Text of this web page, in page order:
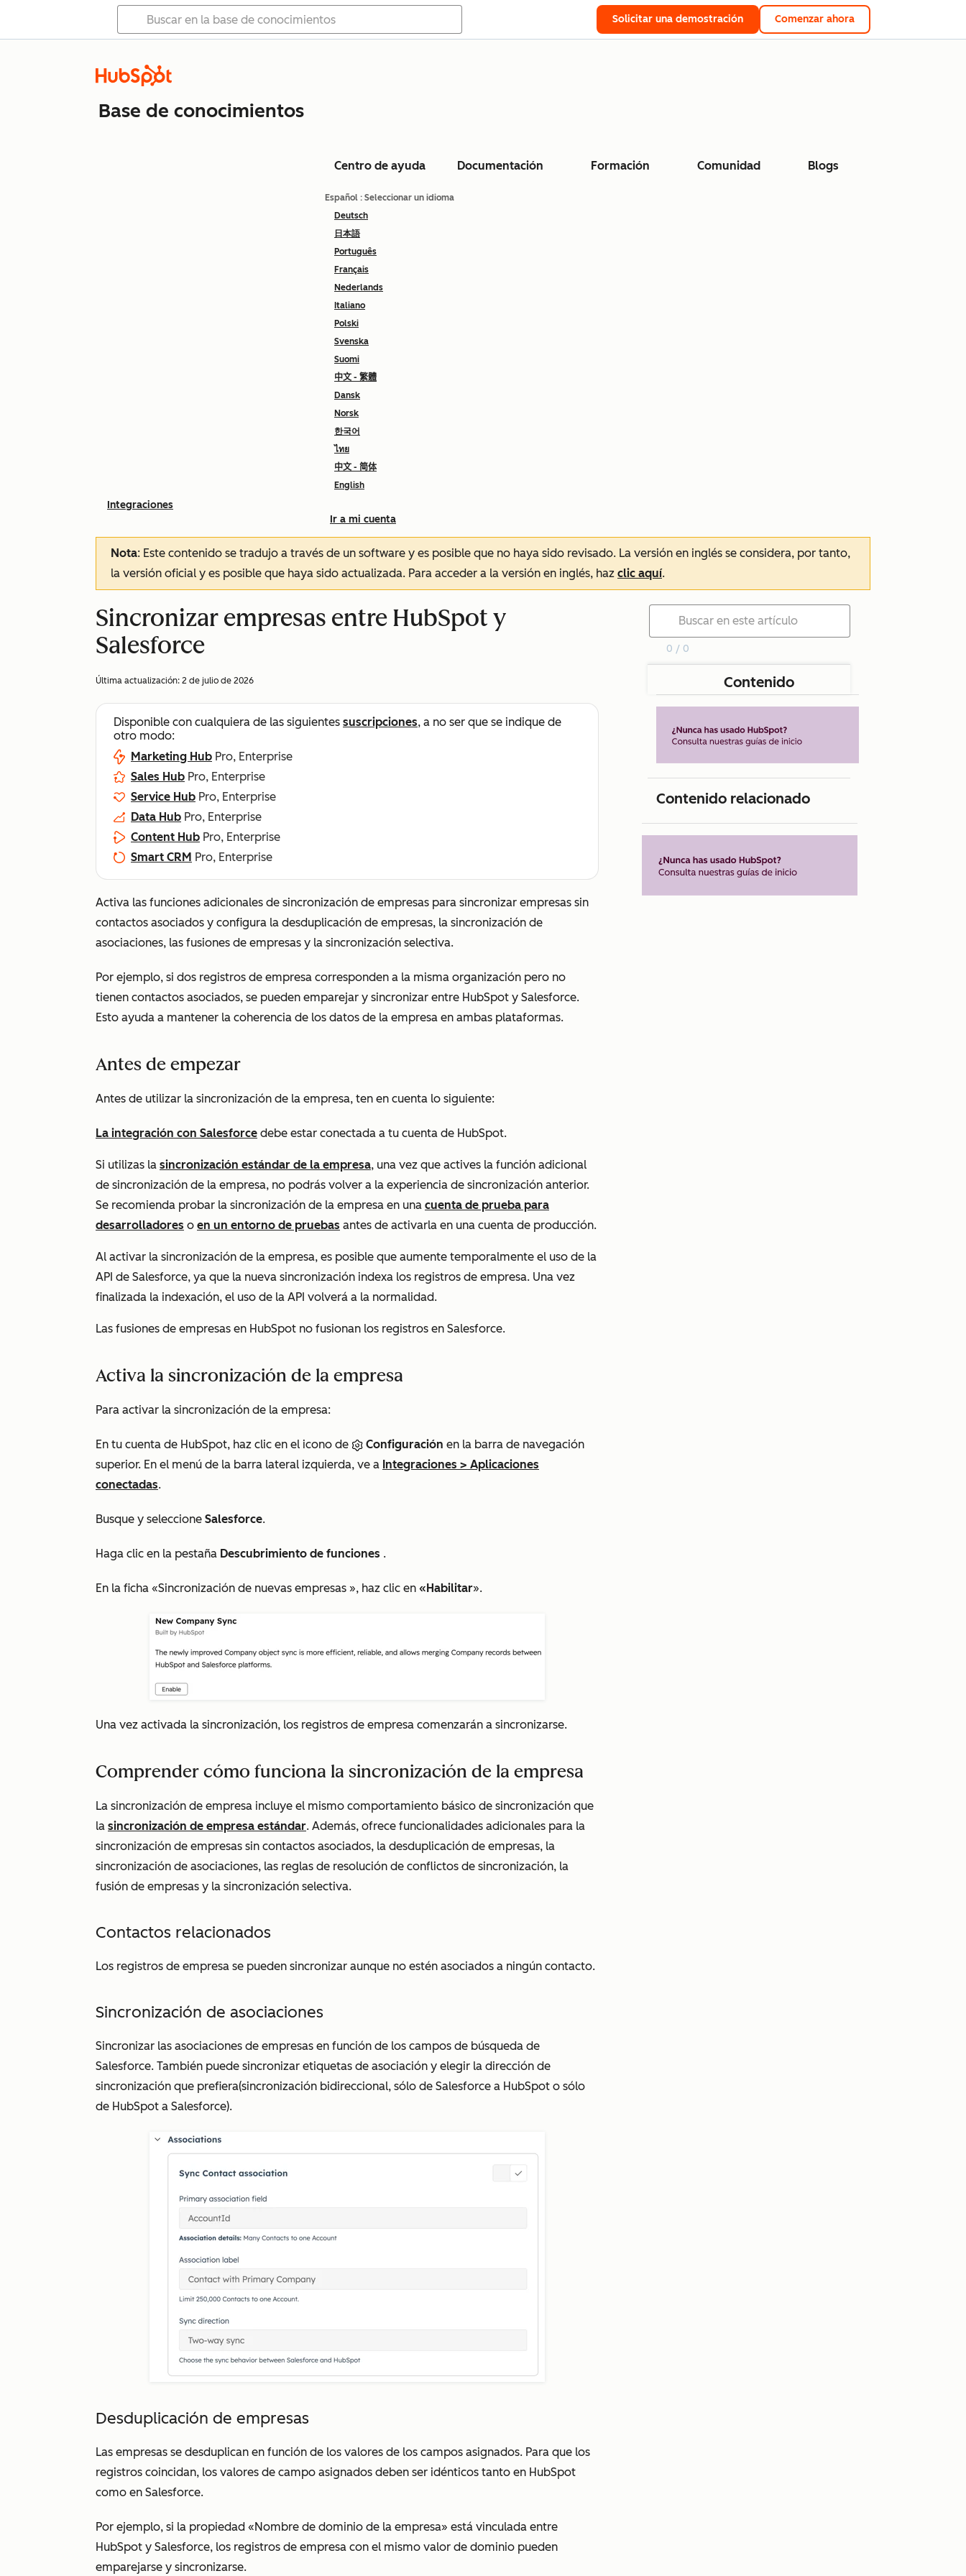
Solicitar una demostración Comenzar ahora
Base de conocimientos
Centro de ayuda Documentación Formación Comunidad Blogs
Español : Seleccionar un idioma
Deutsch
日本語
Português
Français
Nederlands
Italiano
Polski
Svenska
Suomi
中文 - 繁體
Dansk
Norsk
한국어
ไทย
中文 - 简体
English
Ir a mi cuenta
Integraciones
Nota: Este contenido se tradujo a través de un software y es posible que no haya sido revisado. La versión en inglés se considera, por tanto,
la versión oficial y es posible que haya sido actualizada. Para acceder a la versión en inglés, haz clic aquí.
Sincronizar empresas entre HubSpot y
Salesforce
Última actualización: 2 de julio de 2026
Disponible con cualquiera de las siguientes suscripciones, a no ser que se indique de
otro modo:
Marketing Hub Pro, Enterprise
Sales Hub Pro, Enterprise
Service Hub Pro, Enterprise
Data Hub Pro, Enterprise
Content Hub Pro, Enterprise
Smart CRM Pro, Enterprise
Activa las funciones adicionales de sincronización de empresas para sincronizar empresas sin
contactos asociados y configura la desduplicación de empresas, la sincronización de
asociaciones, las fusiones de empresas y la sincronización selectiva.
Por ejemplo, si dos registros de empresa corresponden a la misma organización pero no
tienen contactos asociados, se pueden emparejar y sincronizar entre HubSpot y Salesforce.
Esto ayuda a mantener la coherencia de los datos de la empresa en ambas plataformas.
Antes de empezar
Antes de utilizar la sincronización de la empresa, ten en cuenta lo siguiente:
La integración con Salesforce debe estar conectada a tu cuenta de HubSpot.
Si utilizas la sincronización estándar de la empresa, una vez que actives la función adicional
de sincronización de la empresa, no podrás volver a la experiencia de sincronización anterior.
Se recomienda probar la sincronización de la empresa en una cuenta de prueba para
desarrolladores o en un entorno de pruebas antes de activarla en una cuenta de producción.
Al activar la sincronización de la empresa, es posible que aumente temporalmente el uso de la
API de Salesforce, ya que la nueva sincronización indexa los registros de empresa. Una vez
finalizada la indexación, el uso de la API volverá a la normalidad.
Las fusiones de empresas en HubSpot no fusionan los registros en Salesforce.
Activa la sincronización de la empresa
Para activar la sincronización de la empresa:
En tu cuenta de HubSpot, haz clic en el icono de Configuración en la barra de navegación
superior. En el menú de la barra lateral izquierda, ve a Integraciones > Aplicaciones
conectadas.
Busque y seleccione Salesforce.
Haga clic en la pestaña Descubrimiento de funciones .
En la ficha «Sincronización de nuevas empresas », haz clic en «Habilitar».
Una vez activada la sincronización, los registros de empresa comenzarán a sincronizarse.
Comprender cómo funciona la sincronización de la empresa
La sincronización de empresa incluye el mismo comportamiento básico de sincronización que
la sincronización de empresa estándar. Además, ofrece funcionalidades adicionales para la
sincronización de empresas sin contactos asociados, la desduplicación de empresas, la
sincronización de asociaciones, las reglas de resolución de conflictos de sincronización, la
fusión de empresas y la sincronización selectiva.
Contactos relacionados
Los registros de empresa se pueden sincronizar aunque no estén asociados a ningún contacto.
Sincronización de asociaciones
Sincronizar las asociaciones de empresas en función de los campos de búsqueda de
Salesforce. También puede sincronizar etiquetas de asociación y elegir la dirección de
sincronización que prefiera(sincronización bidireccional, sólo de Salesforce a HubSpot o sólo
de HubSpot a Salesforce).
Desduplicación de empresas
Las empresas se desduplican en función de los valores de los campos asignados. Para que los
registros coincidan, los valores de campo asignados deben ser idénticos tanto en HubSpot
como en Salesforce.
Por ejemplo, si la propiedad «Nombre de dominio de la empresa» está vinculada entre
HubSpot y Salesforce, los registros de empresa con el mismo valor de dominio pueden
emparejarse y sincronizarse.
0 / 0
Contenido
Contenido relacionado